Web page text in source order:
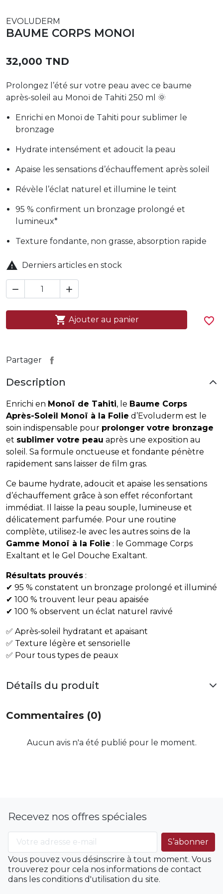
EVOLUDERM
BAUME CORPS MONOI
32,000 TND
Prolongez l’été sur votre peau avec ce baume
après-soleil au Monoï de Tahiti 250 ml 🌞
Enrichi en Monoï de Tahiti pour sublimer le
bronzage
Hydrate intensément et adoucit la peau
Apaise les sensations d’échauffement après soleil
Révèle l’éclat naturel et illumine le teint
95 % confirment un bronzage prolongé et
lumineux*
Texture fondante, non grasse, absorption rapide
 Derniers articles en stock
 
 Ajouter au panier favorite_border
Partager
Description
Enrichi en Monoï de Tahiti, le Baume Corps
Après-Soleil Monoï à la Folie d’Evoluderm est le
soin indispensable pour prolonger votre bronzage
et sublimer votre peau après une exposition au
soleil. Sa formule onctueuse et fondante pénètre
rapidement sans laisser de film gras.
Ce baume hydrate, adoucit et apaise les sensations
d’échauffement grâce à son effet réconfortant
immédiat. Il laisse la peau souple, lumineuse et
délicatement parfumée. Pour une routine
complète, utilisez-le avec les autres soins de la
Gamme Monoï à la Folie : le Gommage Corps
Exaltant et le Gel Douche Exaltant.
Résultats prouvés :
✔ 95 % constatent un bronzage prolongé et illuminé
✔ 100 % trouvent leur peau apaisée
✔ 100 % observent un éclat naturel ravivé
✅ Après-soleil hydratant et apaisant
✅ Texture légère et sensorielle
✅ Pour tous types de peaux
Détails du produit
Commentaires (0)
Aucun avis n'a été publié pour le moment.
Recevez nos offres spéciales
Vous pouvez vous désinscrire à tout moment. Vous
trouverez pour cela nos informations de contact
dans les conditions d'utilisation du site.